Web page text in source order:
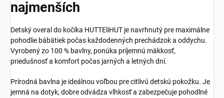
najmenších
Detský overal do kočíka HUTTEliHUT je navrhnutý pre maximálne
pohodlie bábätiek počas každodenných prechádzok a oddychu.
Vyrobený zo 100 % bavlny, ponúka príjemnú mäkkosť,
priedušnosť a komfort počas jarných a letných dní.
Prírodná bavlna je ideálnou voľbou pre citlivú detskú pokožku. Je
jemná na dotyk, dobre odvádza vlhkosť a zabezpečuje pohodlné